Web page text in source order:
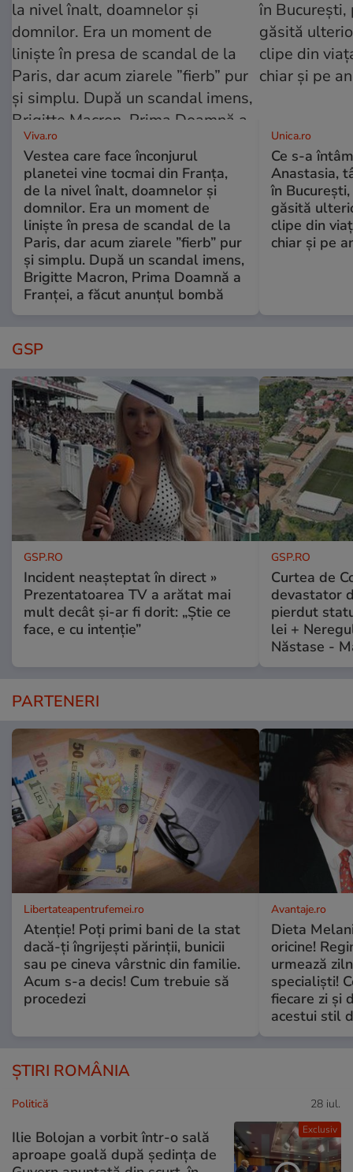
Viva.ro
Vestea care face înconjurul
planetei vine tocmai din Franța,
de la nivel înalt, doamnelor și
domnilor. Era un moment de
liniște în presa de scandal de la
Paris, dar acum ziarele ”fierb” pur
și simplu. După un scandal imens,
Brigitte Macron, Prima Doamnă a
Franței, a făcut anunțul bombă
Unica.ro
Ce s-a
Anastasia,
în
găsită
clipe din
chiar și pe
GSP
GSP.RO
Incident neașteptat în direct »
Prezentatoarea TV a arătat mai
mult decât și-ar fi dorit: „Știe ce
face, e cu intenție”
GSP.RO
Curtea de
devastator
pierdut
lei +
Năstase -
PARTENERI
Libertateapentrufemei.ro
Atenție! Poți primi bani de la stat
dacă-ți îngrijești părinții, bunicii
sau pe cineva vârstnic din familie.
Acum s-a decis! Cum trebuie să
procedezi
Avantaje.ro
Dieta
oricine!
urmează
specialiști!
fiecare zi și
acestui stil
ȘTIRI ROMÂNIA
Exclusiv
Politică 28 iul.
Ilie Bolojan a vorbit într-o sală
aproape goală după ședința de